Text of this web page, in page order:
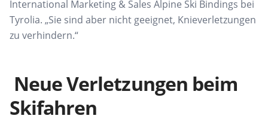
International Marketing & Sales Alpine Ski Bindings bei
Tyrolia. „Sie sind aber nicht geeignet, Knieverletzungen
zu verhindern.“
Neue Verletzungen beim
Skifahren